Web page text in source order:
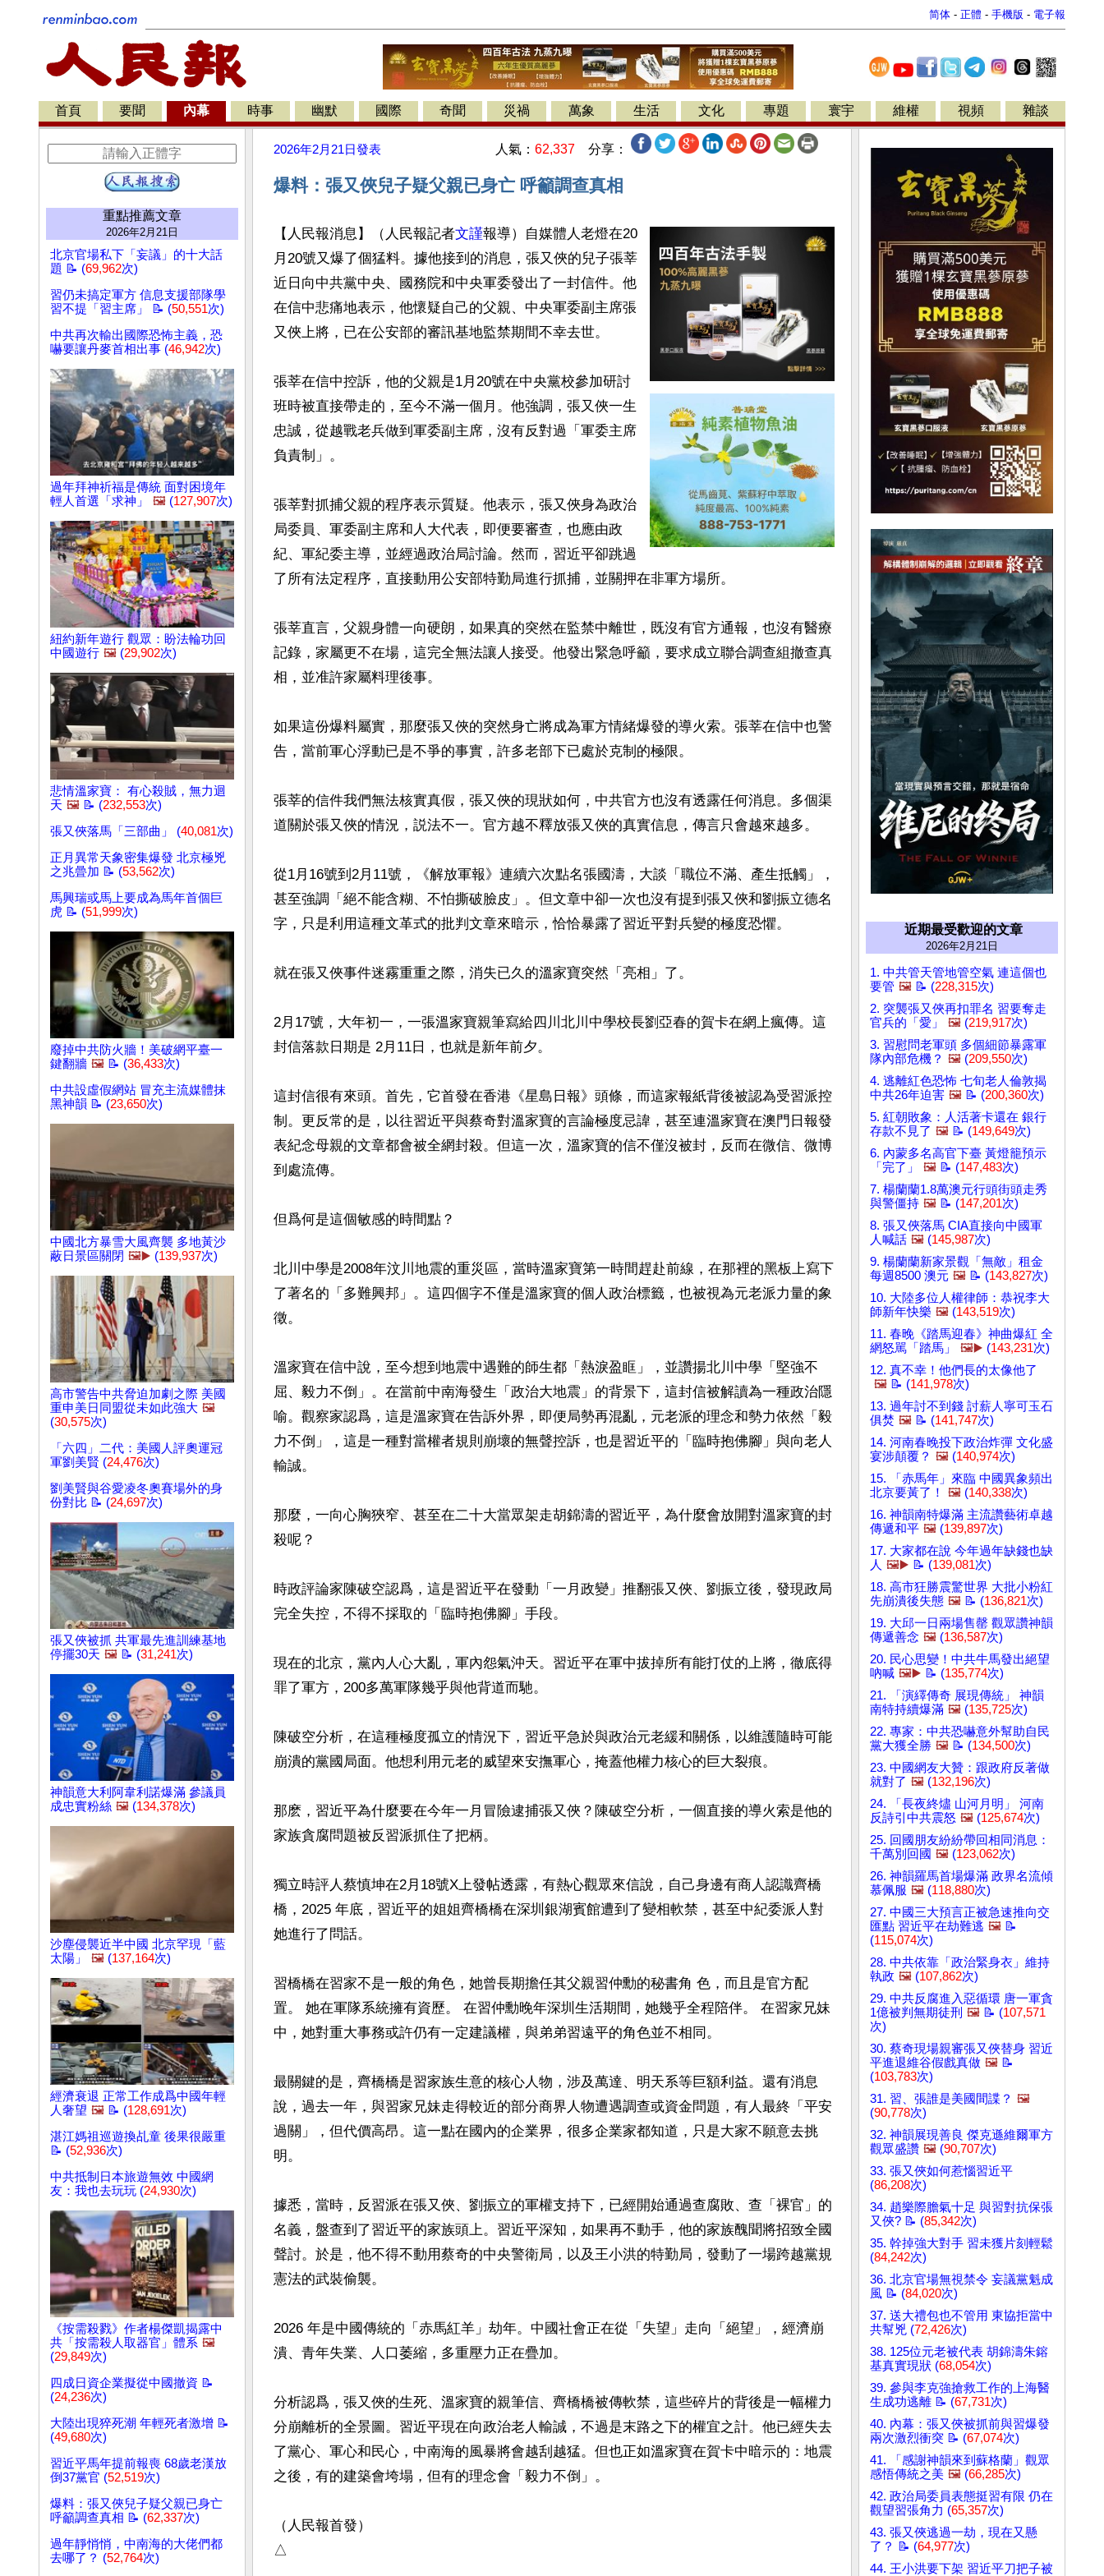
简体 - 正體 - 手機版 - 電子報
首頁 要聞 內幕 時事 幽默 國際 奇聞 災禍 萬象 生活 文化 專題 寰宇 維權 視頻 雜談
重點推薦文章
2026年2月21日
北京官場私下「妄議」的十大話
題 📝 (69,962次)
習仍未搞定軍方 信息支援部隊學
習不提「習主席」 📝 (50,551次)
中共再次輸出國際恐怖主義，恐
嚇要讓丹麥首相出事 (46,942次)
過年拜神祈福是傳統 面對困境年
輕人首選「求神」
🖼️ (127,907次)
紐約新年遊行 觀眾：盼法輪功回
中國遊行 🖼️ (29,902次)
悲情溫家寶： 有心殺賊，無力迴
天 🖼️ 📝 (232,553次)
張又俠落馬「三部曲」 (40,081次)
正月異常天象密集爆發 北京極兇
之兆曡加 📝 (53,562次)
馬興瑞或馬上要成為馬年首個巨
虎 📝 (51,999次)
廢掉中共防火牆！美破網平臺一
鍵翻牆 🖼️ 📝 (36,433次)
中共設虛假網站 冒充主流媒體抹
黑神韻 📝 (23,650次)
中國北方暴雪大風齊襲 多地黃沙
蔽日景區關閉 🖼️▶️ (139,937次)
高市警告中共脅迫加劇之際 美國
重申美日同盟從未如此強大 🖼️
(30,575次)
「六四」二代：美國人評奧運冠
軍劉美賢 (24,476次)
劉美賢與谷愛凌冬奧賽場外的身
份對比 📝 (24,697次)
張又俠被抓 共軍最先進訓練基地
停擺30天 🖼️ 📝 (31,241次)
神韻意大利阿韋利諾爆滿 參議員
成忠實粉絲 🖼️ (134,378次)
沙塵侵襲近半中國 北京罕現「藍
太陽」
🖼️ (137,164次)
經濟衰退 正常工作成爲中國年輕
人奢望 🖼️ 📝 (128,691次)
湛江媽祖巡遊換乩童 後果很嚴重
📝 (52,936次)
中共抵制日本旅遊無效 中國網
友：我也去玩玩 (24,930次)
《按需殺戮》作者楊傑凱揭露中
共「按需殺人取器官」體系 🖼️
(29,849次)
四成日資企業擬從中國撤資 📝
(24,236次)
大陸出現猝死潮 年輕死者激增 📝
(49,680次)
習近平馬年提前報喪 68歲老漢放
倒37黨官 (52,519次)
爆料：張又俠兒子疑父親已身亡
呼籲調查真相 📝 (62,337次)
過年靜悄悄，中南海的大佬們都
去哪了？ (52,764次)
2026年2月21日發表 人氣： 62,337 分享：
爆料：張又俠兒子疑父親已身亡 呼籲調查真相
【人民報消息】（人民報記者文謹報導）自媒體人老燈在20
月20號又爆了個猛料。據他接到的消息，張又俠的兒子張莘
近日向中共黨中央、國務院和中央軍委發出了一封信件。他
在信中悲痛地表示，他懷疑自己的父親、中央軍委副主席張
又俠上將，已在公安部的審訊基地監禁期間不幸去世。
張莘在信中控訴，他的父親是1月20號在中央黨校參加研討
班時被直接帶走的，至今不滿一個月。他強調，張又俠一生
忠誠，從越戰老兵做到軍委副主席，沒有反對過「軍委主席
負責制」。
張莘對抓捕父親的程序表示質疑。他表示，張又俠身為政治
局委員、軍委副主席和人大代表，即便要審查，也應由政
紀、軍紀委主導，並經過政治局討論。然而，習近平卻跳過
了所有法定程序，直接動用公安部特勤局進行抓捕，並關押在非軍方場所。
張莘直言，父親身體一向硬朗，如果真的突然在監禁中離世，既沒有官方通報，也沒有醫療
記錄，家屬更不在場，這完全無法讓人接受。他發出緊急呼籲，要求成立聯合調查組撤查真
相，並准許家屬料理後事。
如果這份爆料屬實，那麼張又俠的突然身亡將成為軍方情緒爆發的導火索。張莘在信中也警
告，當前軍心浮動已是不爭的事實，許多老部下已處於克制的極限。
張莘的信件我們無法核實真假，張又俠的現狀如何，中共官方也沒有透露任何消息。多個渠
道關於張又俠的情況，説法不一。官方越不釋放張又俠的真實信息，傳言只會越來越多。
從1月16號到2月11號，《解放軍報》連續六次點名張國濤，大談「職位不滿、產生抵觸」，
甚至強調「絕不能含糊、不怕撕破臉皮」。但文章中卻一次也沒有提到張又俠和劉振立德名
字，只是利用這種文革式的批判文章來暗示，恰恰暴露了習近平對兵變的極度恐懼。
就在張又俠事件迷霧重重之際，消失已久的溫家寶突然「亮相」了。
2月17號，大年初一，一張溫家寶親筆寫給四川北川中學校長劉亞春的賀卡在網上瘋傳。這
封信落款日期是 2月11日，也就是新年前夕。
這封信很有來頭。首先，它首發在香港《星島日報》頭條，而這家報紙背後被認為受習派控
制。更反常的是，以往習近平與蔡奇對溫家寶的言論極度忌諱，甚至連溫家寶在澳門日報發
表紀念母親的文章都會被全網封殺。但這一次，溫家寶的信不僅沒被封，反而在微信、微博
到處流傳。
但爲何是這個敏感的時間點？
北川中學是2008年汶川地震的重災區，當時溫家寶第一時間趕赴前線，在那裡的黑板上寫下
了著名的「多難興邦」。這四個字不僅是溫家寶的個人政治標籤，也被視為元老派力量的象
徵。
溫家寶在信中說，至今想到地震中遇難的師生都「熱淚盈眶」，並讚揚北川中學「堅強不
屈、毅力不倒」。在當前中南海發生「政治大地震」的背景下，這封信被解讀為一種政治隱
喻。觀察家認爲，這是溫家寶在告訴外界，即便局勢再混亂，元老派的理念和勢力依然「毅
力不倒」，這是一種對當權者規則崩壞的無聲控訴，也是習近平的「臨時抱佛腳」與向老人
輸誠。
那麼，一向心胸狹窄、甚至在二十大當眾架走胡錦濤的習近平，為什麼會放開對溫家寶的封
殺呢？
時政評論家陳破空認爲，這是習近平在發動「一月政變」推翻張又俠、劉振立後，發現政局
完全失控，不得不採取的「臨時抱佛腳」手段。
現在的北京，黨內人心大亂，軍內怨氣沖天。習近平在軍中拔掉所有能打仗的上將，徹底得
罪了軍方，200多萬軍隊幾乎與他背道而馳。
陳破空分析，在這種極度孤立的情況下，習近平急於與政治元老緩和關係，以維護隨時可能
崩潰的黨國局面。他想利用元老的威望來安撫軍心，掩蓋他權力核心的巨大裂痕。
那麽，習近平為什麼要在今年一月冒險逮捕張又俠？陳破空分析，一個直接的導火索是他的
家族貪腐問題被反習派抓住了把柄。
獨立時評人蔡慎坤在2月18號X上發帖透露，有熱心觀眾來信說，自己身邊有商人認識齊橋
橋，2025 年底，習近平的姐姐齊橋橋在深圳銀湖賓館遭到了變相軟禁，甚至中紀委派人對
她進行了問話。
習橋橋在習家不是一般的角色，她曾長期擔任其父親習仲勳的秘書角 色，而且是官方配
置。 她在軍隊系統擁有資歷。 在習仲勳晚年深圳生活期間，她幾乎全程陪伴。 在習家兄妹
中，她對重大事務或許仍有一定建議權，與弟弟習遠平的角色並不相同。
最關鍵的是，齊橋橋是習家族生意的核心人物，涉及萬達、明天系等巨額利益。還有消息
說，過去一年，與習家兄妹走得較近的部分商界人物遭遇調查或資金問題，有人最終「平安
過關」，但代價高昂。這一點在國內的企業界，很多企業家都知道，只是大家不願意去挑
明。
據悉，當時，反習派在張又俠、劉振立的軍權支持下，已經開始通過查腐敗、查「裸官」的
名義，盤查到了習近平的家族頭上。習近平深知，如果再不動手，他的家族醜聞將招致全國
聲討。於是，他不得不動用蔡奇的中央警衛局，以及王小洪的特勤局，發動了一場跨越黨規
憲法的武裝偷襲。
2026 年是中國傳統的「赤馬紅羊」劫年。中國社會正在從「失望」走向「絕望」，經濟崩
潰、青年失業、人口萎縮，多重壓力正在疊加。
分析認爲，張又俠的生死、溫家寶的親筆信、齊橋橋被傳軟禁，這些碎片的背後是一幅權力
分崩離析的全景圖。習近平現在向政治老人輸誠，不過是末路之下的權宜之計。他已經失去
了黨心、軍心和民心，中南海的風暴將會越刮越猛。但也正如溫家寶在賀卡中暗示的：地震
之後，有的建築會垮塌，但有的理念會「毅力不倒」。
（人民報首發）
△
近期最受歡迎的文章
2026年2月21日
1. 中共管天管地管空氣 連這個也
要管 🖼️ 📝 (228,315次)
2. 突襲張又俠再扣罪名 習要奪走
官兵的「愛」
🖼️ (219,917次)
3. 習慰問老軍頭 多個細節暴露軍
隊內部危機？ 🖼️ (209,550次)
4. 逃離紅色恐怖 七旬老人倫敦揭
中共26年迫害 🖼️ 📝 (200,360次)
5. 紅朝敗象：人活著卡還在 銀行
存款不見了 🖼️ 📝 (149,649次)
6. 內蒙多名高官下臺 黃燈籠預示
「完了」
🖼️ 📝 (147,483次)
7. 楊蘭蘭1.8萬澳元行頭街頭走秀
與警僵持 🖼️ 📝 (147,201次)
8. 張又俠落馬 CIA直接向中國軍
人喊話 🖼️ (145,987次)
9. 楊蘭蘭新家景觀「無敵」租金
每週8500 澳元 🖼️ 📝 (143,827次)
10. 大陸多位人權律師：恭祝李大
師新年快樂 🖼️ (143,519次)
11. 春晚《踏馬迎春》神曲爆紅 全
網怒駡「踏馬」
🖼️▶️ (143,231次)
12. 真不幸！他們長的太像他了
🖼️ 📝 (141,978次)
13. 過年討不到錢 討薪人寧可玉石
俱焚 🖼️ 📝 (141,747次)
14. 河南春晚投下政治炸彈 文化盛
宴涉顛覆？ 🖼️ (140,974次)
15. 「赤馬年」來臨 中國異象頻出
北京要黃了！
🖼️ (140,338次)
16. 神韻南特爆滿 主流讚藝術卓越
傳遞和平 🖼️ (139,897次)
17. 大家都在說 今年過年缺錢也缺
人 🖼️▶️ 📝 (139,081次)
18. 高市狂勝震驚世界 大批小粉紅
先崩潰後失態 🖼️ 📝 (136,821次)
19. 大邱一日兩場售罄 觀眾讚神韻
傳遞善念 🖼️ (136,587次)
20. 民心思變！中共牛馬發出絕望
吶喊 🖼️▶️ 📝 (135,774次)
21. 「演繹傳奇 展現傳統」 神韻
南特持續爆滿 🖼️ (135,725次)
22. 專家：中共恐嚇意外幫助自民
黨大獲全勝 🖼️ 📝 (134,500次)
23. 中國網友大贊：跟政府反著做
就對了 🖼️ (132,196次)
24. 「長夜終燼 山河月明」 河南
反詩引中共震怒 🖼️ (125,674次)
25. 回國朋友紛紛帶回相同消息：
千萬別回國 🖼️ (123,062次)
26. 神韻羅馬首場爆滿 政界名流傾
慕佩服 🖼️ (118,880次)
27. 中國三大預言正被急速推向交
匯點 習近平在劫難逃 🖼️ 📝
(115,074次)
28. 中共依靠「政治緊身衣」維持
執政 🖼️ (107,862次)
29. 中共反腐進入惡循環 唐一軍貪
1億被判無期徒刑 🖼️ 📝 (107,571
次)
30. 蔡奇現場親審張又俠替身 習近
平進退維谷假戲真做 🖼️ 📝
(103,783次)
31. 習、張誰是美國間諜？ 🖼️
(90,778次)
32. 神韻展現善良 傑克遜維爾軍方
觀眾盛讚 🖼️ (90,707次)
33. 張又俠如何惹惱習近平
(86,208次)
34. 趙樂際膽氣十足 與習對抗保張
又俠? 📝 (85,342次)
35. 幹掉強大對手 習未獲片刻輕鬆
(84,242次)
36. 北京官場無視禁令 妄議黨魁成
風 📝 (84,020次)
37. 送大禮包也不管用 東協拒當中
共幫兇 (72,426次)
38. 125位元老被代表 胡錦濤朱鎔
基真實現狀 (68,054次)
39. 參與李克強搶救工作的上海醫
生成功逃離 📝 (67,731次)
40. 內幕：張又俠被抓前與習爆發
兩次激烈衝突 📝 (67,074次)
41. 「感謝神韻來到蘇格蘭」觀眾
感悟傳統之美 🖼️ (66,285次)
42. 政治局委員表態挺習有限 仍在
觀望習張角力 (65,357次)
43. 張又俠逃過一劫，現在又懸
了？ 📝 (64,977次)
44. 王小洪要下架 習近平刀把子被